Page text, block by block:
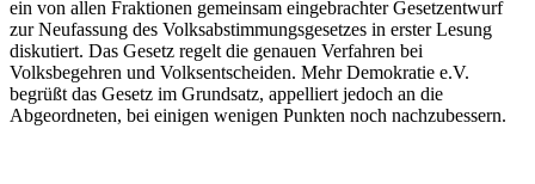
ein von allen Fraktionen gemeinsam eingebrachter Gesetzentwurf
zur Neufassung des Volksabstimmungsgesetzes in erster Lesung
diskutiert. Das Gesetz regelt die genauen Verfahren bei
Volksbegehren und Volksentscheiden. Mehr Demokratie e.V.
begrüßt das Gesetz im Grundsatz, appelliert jedoch an die
Abgeordneten, bei einigen wenigen Punkten noch nachzubessern.